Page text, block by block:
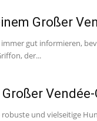
Großer
gut informieren,
der...
und vielseitige